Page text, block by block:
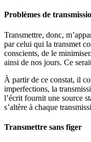
Problèmes de
Transmettre, donc,
par celui qui la transmet
conscients, de le
ainsi de nos jours. Ce
À partir de ce constat, il
imperfections, la
l’écrit fournit une source
s’altère à chaque
Transmettre sans figer